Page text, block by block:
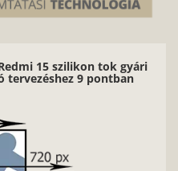
15 szilikon tok gyári
tervezéshez 9 pontban